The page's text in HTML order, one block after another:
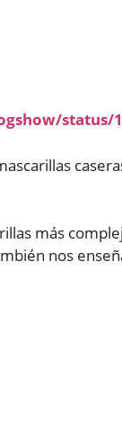
status/
más
nos